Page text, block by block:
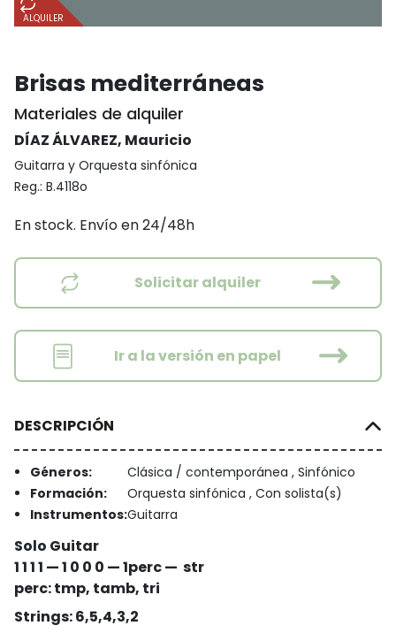
ALQUILER
Brisas mediterráneas
Materiales de alquiler
DÍAZ ÁLVAREZ, Mauricio
Guitarra y Orquesta sinfónica
Reg.: B.4118o
En stock. Envío en 24/48h
Solicitar alquiler
Ir a la versión en papel
DESCRIPCIÓN
Géneros:
Clásica / contemporánea , Sinfónico
Formación:
Orquesta sinfónica , Con solista(s)
Instrumentos:Guitarra
Solo Guitar
1 1 1 1 — 1 0 0 0 — 1perc — str
perc: tmp, tamb, tri
Strings: 6,5,4,3,2